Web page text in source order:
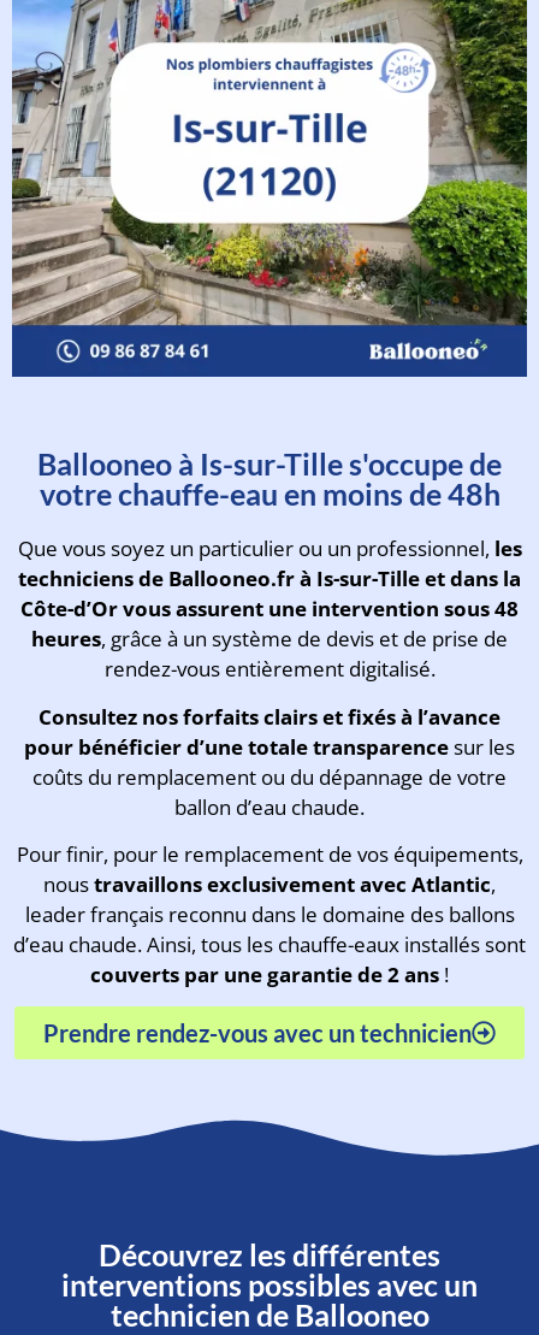
Ballooneo à Is-sur-Tille s'occupe de
votre chauffe-eau en moins de 48h
Que vous soyez un particulier ou un professionnel, les
techniciens de Ballooneo.fr à Is-sur-Tille et dans la
Côte-d’Or vous assurent une intervention sous 48
heures, grâce à un système de devis et de prise de
rendez-vous entièrement digitalisé.
Consultez nos forfaits clairs et fixés à l’avance
pour bénéficier d’une totale transparencesur les
coûts du remplacement ou du dépannage de votre
ballon d’eau chaude.
Pour finir, pour le remplacement de vos équipements,
noustravaillons exclusivement avec Atlantic,
leader français reconnu dans le domaine des ballons
d’eau chaude. Ainsi, tous les chauffe-eaux installés sont
couverts par une garantie de 2 ans !
Prendre rendez-vous avec un technicien
Découvrez les différentes
interventions possibles avec un
technicien de Ballooneo